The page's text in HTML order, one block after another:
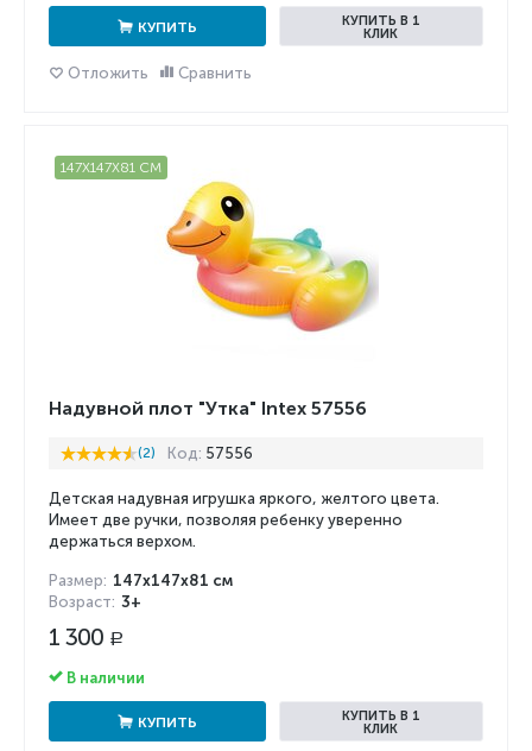
КУПИТЬ
КУПИТЬ В 1
КЛИК
Отложить Сравнить
147X147X81 СМ
Надувной плот "Утка" Intex 57556
(2) Код: 57556
Детская надувная игрушка яркого, желтого цвета.
Имеет две ручки, позволяя ребенку уверенно
держаться верхом.
Размер: 147x147x81 см
Возраст: 3+
1 300 Р
В наличии
КУПИТЬ
КУПИТЬ В 1
КЛИК